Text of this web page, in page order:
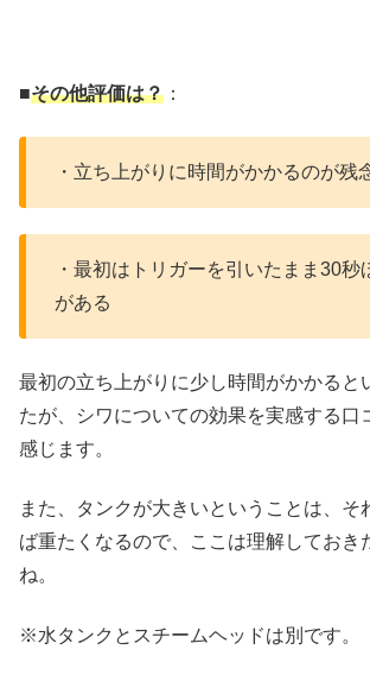
■その他評価は？ ：
・立ち上がりに時間がかかるのが残
・最初はトリガーを引いたまま30秒
がある
最初の立ち上がりに少し時間がかかると
たが、シワについての効果を実感する口
感じます。
また、タンクが大きいということは、そ
ば重たくなるので、ここは理解しておき
ね。
※水タンクとスチームヘッドは別です。